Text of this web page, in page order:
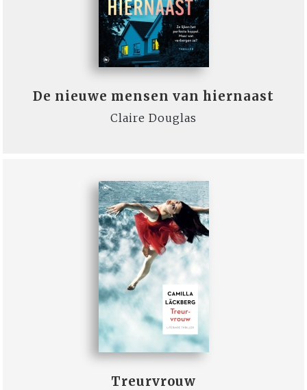
De nieuwe mensen van hiernaast
Claire Douglas
Treurvrouw